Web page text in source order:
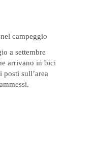
campeggio
a settembre
arrivano in bici
sull’area